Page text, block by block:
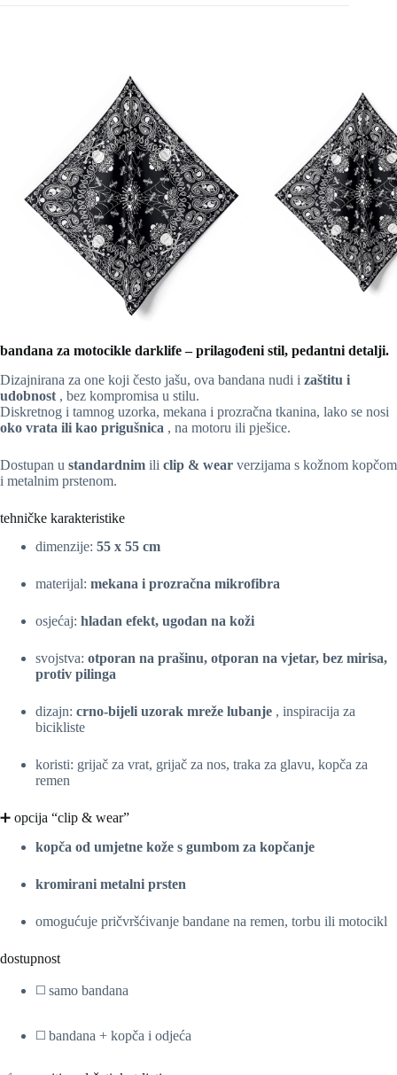
bandana za motocikle darklife – prilagođeni stil, pedantni detalji.
Dizajnirana za one koji često jašu, ova bandana nudi i zaštitu i
udobnost , bez kompromisa u stilu.
Diskretnog i tamnog uzorka, mekana i prozračna tkanina, lako se nosi
oko vrata ili kao prigušnica , na motoru ili pješice.
Dostupan u standardnim ili clip & wear verzijama s kožnom kopčom
i metalnim prstenom.
tehničke karakteristike
dimenzije: 55 x 55 cm
materijal: mekana i prozračna mikrofibra
osjećaj: hladan efekt, ugodan na koži
svojstva: otporan na prašinu, otporan na vjetar, bez mirisa,
protiv pilinga
dizajn: crno-bijeli uzorak mreže lubanje , inspiracija za
bicikliste
koristi: grijač za vrat, grijač za nos, traka za glavu, kopča za
remen
➕ opcija “clip & wear”
kopča od umjetne kože s gumbom za kopčanje
kromirani metalni prsten
omogućuje pričvršćivanje bandane na remen, torbu ili motocikl
dostupnost
◻️ samo bandana
◻️ bandana + kopča i odjeća